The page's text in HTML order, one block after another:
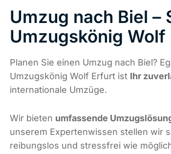
Umzug nach Biel –
Umzugskönig
Planen Sie einen Umzug nach Biel?
Umzugskönig Wolf Erfurt ist Ihr
internationale Umzüge.
Wir bieten umfassende
unserem Expertenwissen stellen wir
reibungslos und stressfrei wie